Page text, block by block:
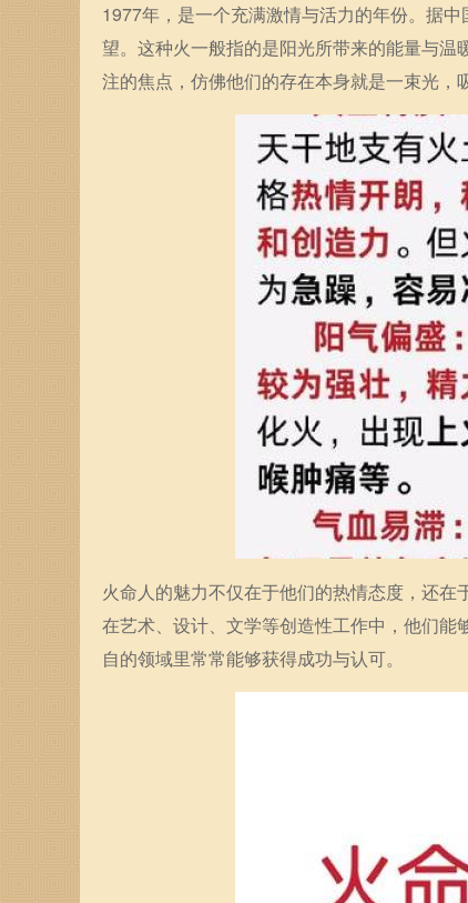
1977年，是一个充满激情与活力的年份。据
望。这种火一般指的是阳光所带来的能量与
注的焦点，仿佛他们的存在本身就是一束光，
火命人的魅力不仅在于他们的热情态度，还在
在艺术、设计、文学等创造性工作中，他们
自的领域里常常能够获得成功与认可。